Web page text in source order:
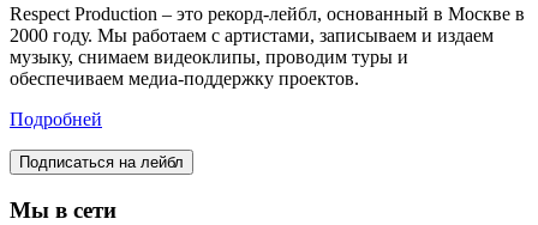
Respect Production – это рекорд-лейбл, основанный в Москве в
2000 году. Мы работаем с артистами, записываем и издаем
музыку, снимаем видеоклипы, проводим туры и
обеспечиваем медиа-поддержку проектов.
Подробней
Подписаться на лейбл
Мы в сети